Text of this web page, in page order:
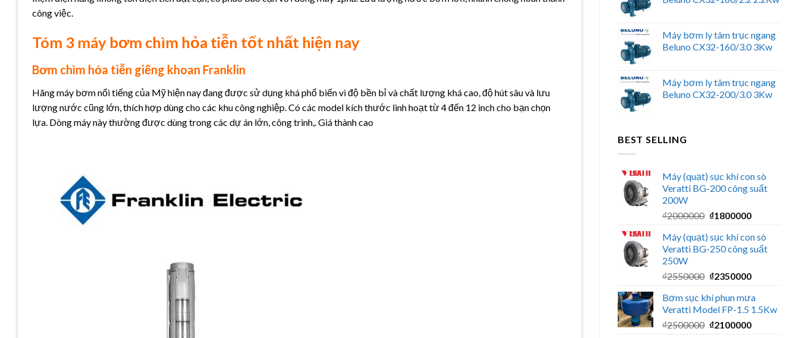
công việc.
Tóm 3 máy bơm chìm hỏa tiễn tốt nhất hiện nay
Bơm chìm hỏa tiễn giếng khoan Franklin
Hãng máy bơm nổi tiếng của Mỹ hiện nay đang được sử dụng khá phổ biến vì độ bền bỉ và chất lượng khá cao, độ hút sâu và lưu
lượng nước cũng lớn, thích hợp dùng cho các khu công nghiệp. Có các model kích thước linh hoạt từ 4 đến 12 inch cho bạn chọn
lựa. Dòng máy này thường được dùng trong các dự án lớn, công trình,. Giá thành cao
Máy bơm ly tâm trục ngang
Beluno CX32-160/3.0 3Kw
Máy bơm ly tâm trục ngang
Beluno CX32-200/3.0 3Kw
BEST SELLING
Máy (quạt) sục khí con sò
Veratti BG-200 công suất
200W
₫2000000 Giá
là:
₫2000000.
₫1800000Giá
tại
là:
Máy (quạt) sục khí con sò
Veratti BG-250 công suất
250W
₫2550000 Giá
là:
₫2550000.
₫2350000Giá
tại
là:
₫2350000.
Bơm sục khí phun mưa
Veratti Model FP-1.5 1.5Kw
₫2500000 Giá
₫2100000Giá